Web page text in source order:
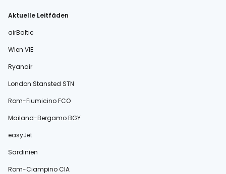
Aktuelle Leitfäden
airBaltic
Wien VIE
Ryanair
London Stansted STN
Rom-Fiumicino FCO
Mailand-Bergamo BGY
easyJet
Sardinien
Rom-Ciampino CIA